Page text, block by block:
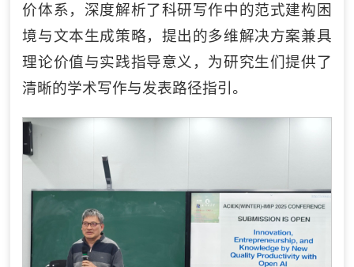
价体系，深度解析了科研写作中的范式建构困
境与文本生成策略，提出的多维解决方案兼具
理论价值与实践指导意义，为研究生们提供了
清晰的学术写作与发表路径指引。